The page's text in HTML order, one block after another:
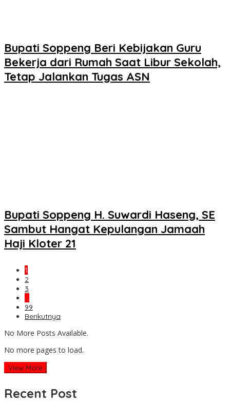
Bupati Soppeng Beri Kebijakan Guru
Bekerja dari Rumah Saat Libur Sekolah,
Tetap Jalankan Tugas ASN
Bupati Soppeng H. Suwardi Haseng, SE
Sambut Hangat Kepulangan Jamaah
Haji Kloter 21
1
2
3
…
99
Berikutnya
No More Posts Available.
No more pages to load.
View More
Recent Post